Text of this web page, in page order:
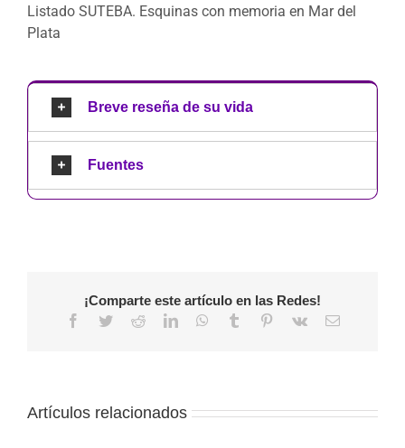
Listado SUTEBA. Esquinas con memoria en Mar del
Plata
Breve reseña de su vida
Fuentes
¡Comparte este artículo en las Redes!
Facebook
TwitterRedditLinkedInWhatsApp
Tumblr Pinterest
Vk
Correo
Artículos relacionados